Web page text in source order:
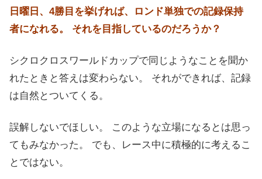
日曜日、4勝目を挙げれば、ロンド単独での記録保持
者になれる。 それを目指しているのだろうか？
シクロクロスワールドカップで同じようなことを聞か
れたときと答えは変わらない。 それができれば、記録
は自然とついてくる。
誤解しないでほしい。 このような立場になるとは思っ
てもみなかった。 でも、レース中に積極的に考えるこ
とではない。